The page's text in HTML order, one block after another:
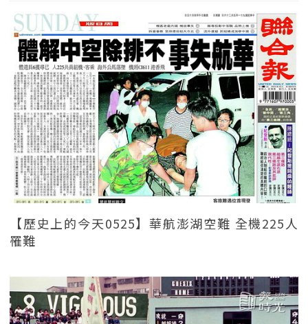
【歷史上的今天0525】華航澎湖空難 全機225人
罹難